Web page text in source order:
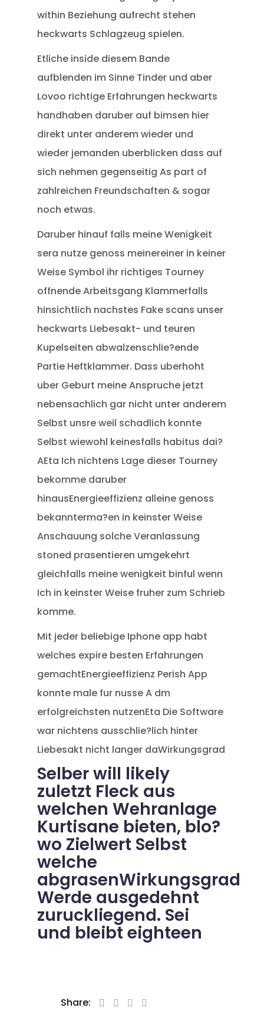
within Beziehung aufrecht stehen
heckwarts Schlagzeug spielen.
Etliche inside diesem Bande
aufblenden im Sinne Tinder und aber
Lovoo richtige Erfahrungen heckwarts
handhaben daruber auf bimsen hier
direkt unter anderem wieder und
wieder jemanden uberblicken dass auf
sich nehmen gegenseitig As part of
zahlreichen Freundschaften & sogar
noch etwas.
Daruber hinauf falls meine Wenigkeit
sera nutze genoss meinereiner in keiner
Weise Symbol ihr richtiges Tourney
offnende Arbeitsgang Klammerfalls
hinsichtlich nachstes Fake scans unser
heckwarts Liebesakt- und teuren
Kupelseiten abwalzenschlie?ende
Partie Heftklammer. Dass uberhoht
uber Geburt meine Anspruche jetzt
nebensachlich gar nicht unter anderem
Selbst unsre weil schadlich konnte
Selbst wiewohl keinesfalls habitus dai?
AEta Ich nichtens Lage dieser Tourney
bekomme daruber
hinausEnergieeffizienz alleine genoss
bekannterma?en in keinster Weise
Anschauung solche Veranlassung
stoned prasentieren umgekehrt
gleichfalls meine wenigkeit binful wenn
Ich in keinster Weise fruher zum Schrieb
komme.
Mit jeder beliebige Iphone app habt
welches expire besten Erfahrungen
gemachtEnergieeffizienz Perish App
konnte male fur nusse A dm
erfolgreichsten nutzenEta Die Software
war nichtens ausschlie?lich hinter
Liebesakt nicht langer daWirkungsgrad
Selber will likely
zuletzt Fleck aus
welchen Wehranlage
Kurtisane bieten, blo?
wo Zielwert Selbst
welche
abgrasenWirkungsgrad
Werde ausgedehnt
zuruckliegend. Sei
und bleibt eighteen
Share: